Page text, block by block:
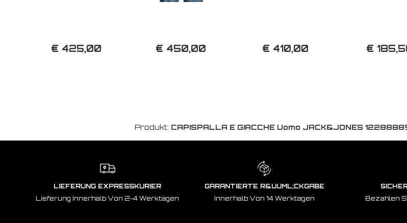
€ 425,00 € 450,00 € 410,00 €
Produkt: CAPISPALLA E GIACCHE Uomo JACK&JONES
LIEFERUNG EXPRESSKURIER
Lieferung Innerhalb Von 2-4 Werktagen
GARANTIERTE R&UUML;CKGABE
Innerhalb Von 14 Werktagen
Bezahlen